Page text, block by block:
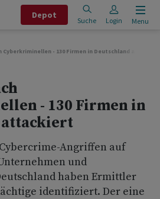
Depot
Suche Login Menu
Cyberkriminellen - 130 Firmen in Deutschland
- 130 Firmen in
attackiert
Angriffen auf
und
haben Ermittler
identifiziert. Der eine